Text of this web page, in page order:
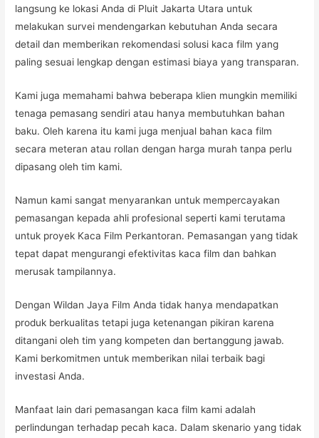
langsung ke lokasi Anda di Pluit Jakarta Utara untuk
melakukan survei mendengarkan kebutuhan Anda secara
detail dan memberikan rekomendasi solusi kaca film yang
paling sesuai lengkap dengan estimasi biaya yang transparan.
Kami juga memahami bahwa beberapa klien mungkin memiliki
tenaga pemasang sendiri atau hanya membutuhkan bahan
baku. Oleh karena itu kami juga menjual bahan kaca film
secara meteran atau rollan dengan harga murah tanpa perlu
dipasang oleh tim kami.
Namun kami sangat menyarankan untuk mempercayakan
pemasangan kepada ahli profesional seperti kami terutama
untuk proyek Kaca Film Perkantoran. Pemasangan yang tidak
tepat dapat mengurangi efektivitas kaca film dan bahkan
merusak tampilannya.
Dengan Wildan Jaya Film Anda tidak hanya mendapatkan
produk berkualitas tetapi juga ketenangan pikiran karena
ditangani oleh tim yang kompeten dan bertanggung jawab.
Kami berkomitmen untuk memberikan nilai terbaik bagi
investasi Anda.
Manfaat lain dari pemasangan kaca film kami adalah
perlindungan terhadap pecah kaca. Dalam skenario yang tidak